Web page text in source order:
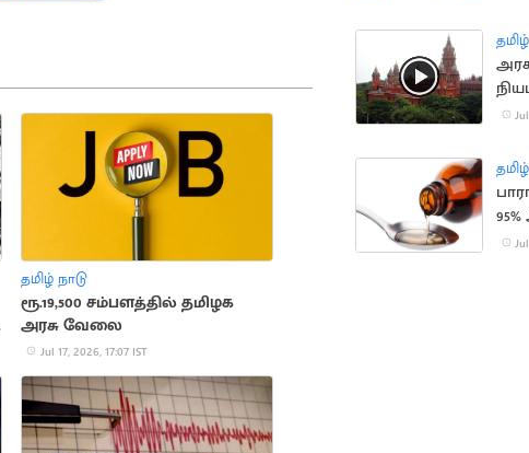
தமிழ் நாடு
ரூ.19,500 சம்பளத்தில் தமிழக
அரசு வேலை
Jul 17, 2026, 17:07 IST